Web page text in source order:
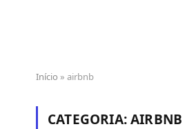
Início » airbnb
CATEGORIA:AIRBNB